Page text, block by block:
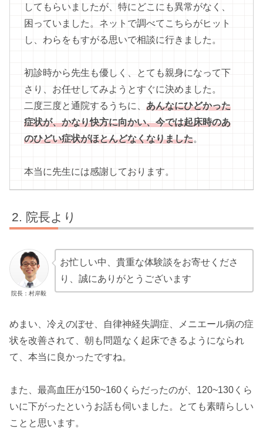
してもらいましたが、特にどこにも異常がなく、
困っていました。ネットで調べてこちらがヒット
し、わらをもすがる思いで相談に行きました。
初診時から先生も優しく、とても親身になって下
さり、お任せしてみようとすぐに決めました。
二度三度と通院するうちに、 あんなにひどかった
症状が、かなり快方に向かい、今では起床時のあ
のひどい症状がほとんどなくなりました。
本当に先生には感謝しております。
院長より
院長：村岸毅
お忙しい中、貴重な体験談をお寄せくださ
り、誠にありがとうございます
めまい、冷えのぼせ、自律神経失調症、メニエール病の症
状を改善されて、朝も問題なく起床できるようになられ
て、本当に良かったですね。
また、最高血圧が150~160くらだったのが、120~130くら
いに下がったというお話も伺いました。とても素晴らしい
ことと思います。